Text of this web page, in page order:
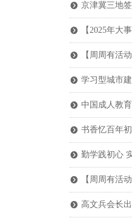
뀹 京津冀三地
뀹 【2025年大
뀹 【周周有活
뀹 学习型城市
뀹 中国成人教
뀹 书香忆百年
뀹 勤学践初心
뀹 【周周有活
뀹 高文兵会长